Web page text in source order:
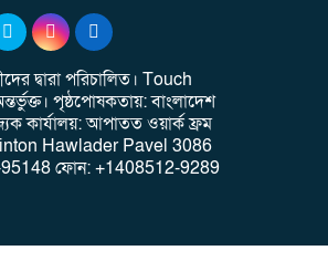
দ্বারা পরিচালিত। Touch
পৃষ্ঠপোষকতায়: বাংলাদেশ
কার্যালয়: আপাতত ওয়ার্ক ফ্রম
Hawlader Pavel 3086
‎ফোন: +1408512-9289